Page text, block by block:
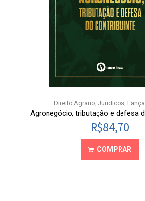
Direito Agrário Jurídicos,
Agronegócio, tributação e defesa
R$84,70
COMPRAR